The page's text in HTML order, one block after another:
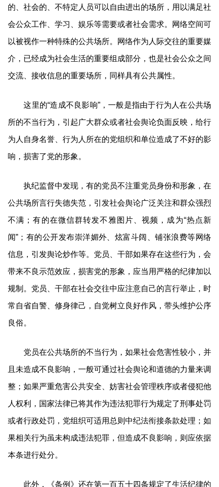
的、社会的、不特定人员可以自由进出的场所，用以满足社
会公众工作、学习、娱乐等需要或者社会需求。网络空间可
以被视作一种特殊的公共场所。网络作为人际交往的重要媒
介，已经成为社会生活的重要组成部分，也是社会公众之间
交流、接收信息的重要场所，同样具有公共属性。
这里的“造成不良影响”，一般是指由于行为人在公共场
所的不当行为，引起广大群众或者社会舆论负面反映，给行
为人自身名誉、行为人所在的党组织和单位造成了不好的影
响，损害了党的形象。
执纪监督中发现，有的党员不注重党员身份和形象，在
公共场所言行失德失范，引发社会舆论广泛关注和群众强烈
不满；有的在微信群转发不雅图片、视频，成为“热点新
闻”；有的公开发布崇洋媚外、炫富斗阔、铺张浪费等网络
信息，引发舆论炒作等。党员、干部如果存在这些行为，会
带来不良示范效应，损害党的形象，应当用严格的纪律加以
规制。党员、干部在社会交往中应注意自己的言行举止，时
常自省自警、修身律己，自觉树立良好作风，带头维护公序
良俗。
党员在公共场所的不当行为，如果社会危害性较小，并
且未造成不良影响，一般可通过社会舆论和道德的力量来调
整；如果严重危害公共安全、妨害社会管理秩序或者侵犯他
人权利，国家法律已将其作为违法犯罪行为规定了刑事处罚
或者行政处罚，党组织可适用总则中纪法衔接条款处理；如
果相关行为虽未构成违法犯罪，但造成不良影响，则应依据
本条进行处分。
此外，《条例》还在第一百五十四条规定了生活纪律的